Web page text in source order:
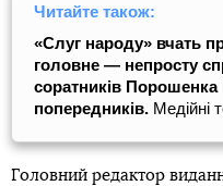
Читайте також:
«Слуг народу» вчать
головне — непросту
соратників Порошенка
попередників. Медійні
Головний редактор